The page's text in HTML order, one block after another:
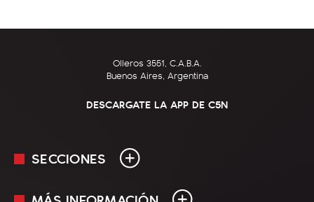
Olleros 3551, C.A.B.A.
Buenos Aires, Argentina
DESCARGATE LA APP DE C5N
SECCIONES